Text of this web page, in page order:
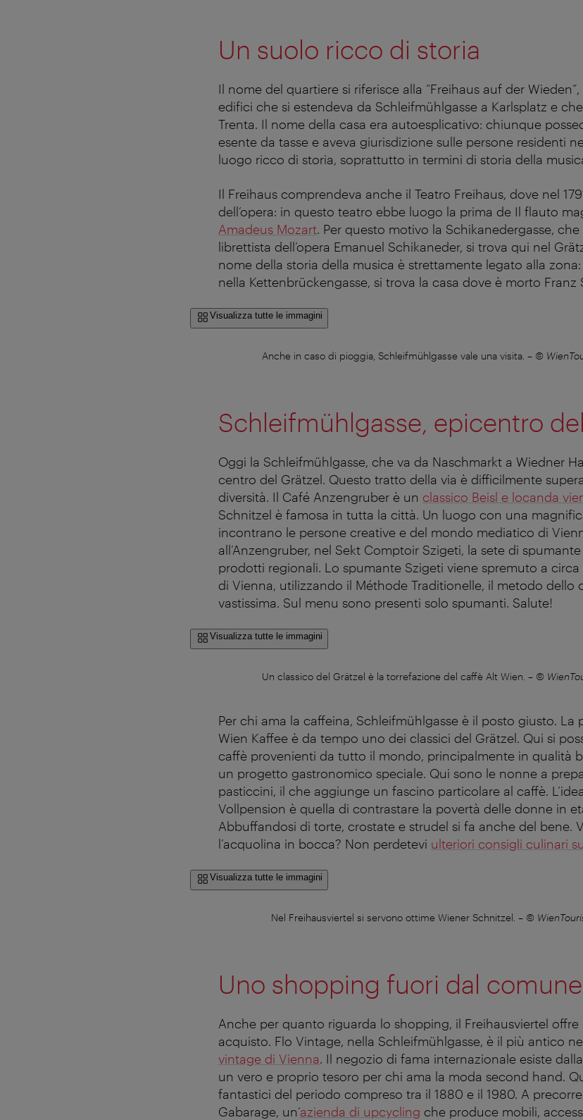
Un suolo ricco di storia
Il nome del quartiere si riferisce alla “Freihaus auf der
edifici che si estendeva da Schleifmühlgasse a Karlsplatz e
Trenta. Il nome della casa era autoesplicativo: chiunque
esente da tasse e aveva giurisdizione sulle persone residenti
luogo ricco di storia, soprattutto in termini di storia della
Il Freihaus comprendeva anche il Teatro Freihaus, dove nel
dell’opera: in questo teatro ebbe luogo la prima de Il flauto
Amadeus Mozart. Per questo motivo la Schikanedergasse,
librettista dell’opera Emanuel Schikaneder, si trova qui nel
nome della storia della musica è strettamente legato alla
nella Kettenbrückengasse, si trova la casa dove è morto Franz
Visualizza tutte le immagini
Anche in caso di pioggia, Schleifmühlgasse vale una visita. – ©
Schleifmühlgasse, epicentro
Oggi la Schleifmühlgasse, che va da Naschmarkt a Wiedner
centro del Grätzel. Questo tratto della via è difficilmente
diversità. Il Café Anzengruber è un classico Beisl e locanda
Schnitzel è famosa in tutta la città. Un luogo con una
incontrano le persone creative e del mondo mediatico di
all’Anzengruber, nel Sekt Comptoir Szigeti, la sete di
prodotti regionali. Lo spumante Szigeti viene spremuto a
di Vienna, utilizzando il Méthode Traditionelle, il metodo dello
vastissima. Sul menu sono presenti solo spumanti. Salute!
Visualizza tutte le immagini
Un classico del Grätzel è la torrefazione del caffè Alt Wien. – ©
Per chi ama la caffeina, Schleifmühlgasse è il posto giusto.
Wien Kaffee è da tempo uno dei classici del Grätzel. Qui si
caffè provenienti da tutto il mondo, principalmente in qualità
un progetto gastronomico speciale. Qui sono le nonne a
pasticcini, il che aggiunge un fascino particolare al caffè.
Vollpension è quella di contrastare la povertà delle donne in
Abbuffandosi di torte, crostate e strudel si fa anche del bene.
l’acquolina in bocca? Non perdetevi ulteriori consigli culinari
Visualizza tutte le immagini
Nel Freihausviertel si servono ottime Wiener Schnitzel. – ©
Uno shopping fuori dal comune
Anche per quanto riguarda lo shopping, il Freihausviertel
acquisto. Flo Vintage, nella Schleifmühlgasse, è il più antico
vintage di Vienna. Il negozio di fama internazionale esiste
un vero e proprio tesoro per chi ama la moda second hand.
fantastici del periodo compreso tra il 1880 e il 1980. A
Gabarage, un’azienda di upcycling che produce mobili,